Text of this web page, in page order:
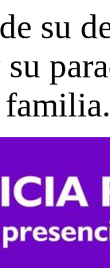
su
familia.